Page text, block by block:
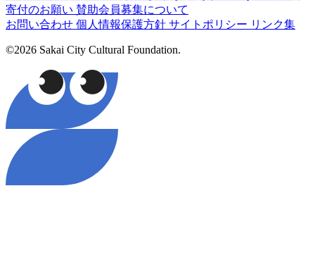
寄付のお願い 賛助会員募集について
お問い合わせ 個人情報保護方針 サイトポリシー リンク集
©2026 Sakai City Cultural Foundation.